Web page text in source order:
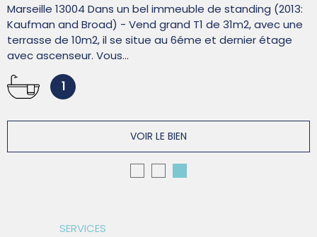
Marseille 13004 Dans un bel immeuble de standing (2013:
Kaufman and Broad) - Vend grand T1 de 31m2, avec une
terrasse de 10m2, il se situe au 6éme et dernier étage
avec ascenseur. Vous...
1
VOIR LE BIEN
SERVICES